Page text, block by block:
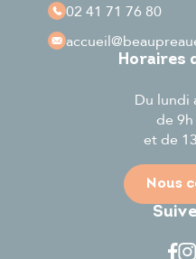
02 41 71 76 80
accueil
Horaires
Du lundi
de
et de
Nous